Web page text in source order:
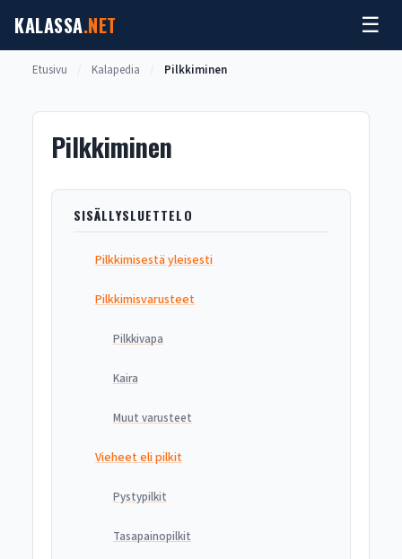
sisältöön
KALASSA.NET ☰
Etusivu Kalapedia Pilkkiminen
Pilkkiminen
SISÄLLYSLUETTELO
Pilkkimisestä yleisesti
Pilkkimisvarusteet
Pilkkivapa
Kaira
Muut varusteet
Vieheet eli pilkit
Pystypilkit
Tasapainopilkit